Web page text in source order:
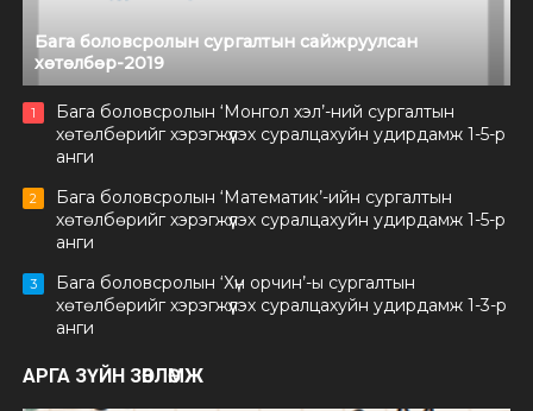
Бага боловсролын сургалтын сайжруулсан
хөтөлбөр-2019
1
Бага боловсролын ‘Монгол хэл’-ний сургалтын
хөтөлбөрийг хэрэгжүүлэх суралцахуйн удирдамж 1-5-р
анги
2
Бага боловсролын ‘Математик’-ийн сургалтын
хөтөлбөрийг хэрэгжүүлэх суралцахуйн удирдамж 1-5-р
анги
3
Бага боловсролын ‘Хүн орчин’-ы сургалтын
хөтөлбөрийг хэрэгжүүлэх суралцахуйн удирдамж 1-3-р
анги
АРГА ЗҮЙН ЗӨВЛӨМЖ